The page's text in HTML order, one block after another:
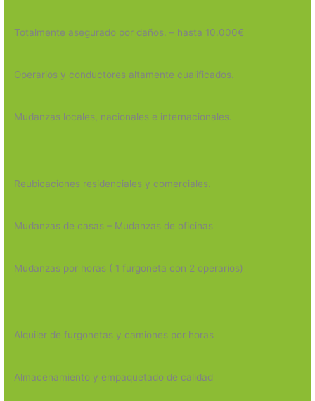
Totalmente asegurado por daños. – hasta 10.000€
Operarios y conductores altamente cualificados.
Mudanzas locales, nacionales e internacionales.
Reubicaciones residenciales y comerciales.
Mudanzas de casas – Mudanzas de oficinas
Mudanzas por horas ( 1 furgoneta con 2 operarios)
Alquiler de furgonetas y camiones por horas
Almacenamiento y empaquetado de calidad